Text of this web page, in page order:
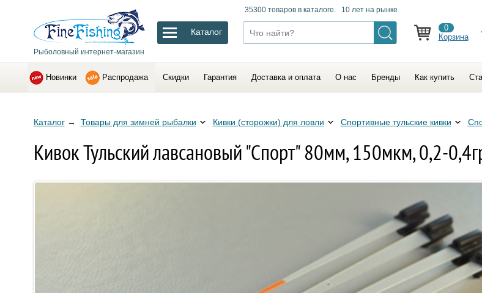
Рыболовный интернет-магазин
Каталог
35300 товаров в каталоге. 10 лет на рынке
0
Корзина
Новинки Распродажа Скидки Гарантия Доставка и оплата О нас Бренды Как купить
Каталог→ Товары для зимней рыбалки Кивки (сторожки) для ловли Спортивные тульские кивки
Кивок Тульский лавсановый "Спорт" 80мм, 150мкм, 0,2-